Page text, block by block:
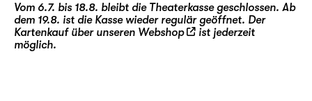
Vom 6.7. bis 18.8. bleibt die Theaterkasse geschlossen. Ab
dem 19.8. ist die Kasse wieder regulär geöffnet. Der
Kartenkauf über unseren Webshop
ist jederzeit
möglich.